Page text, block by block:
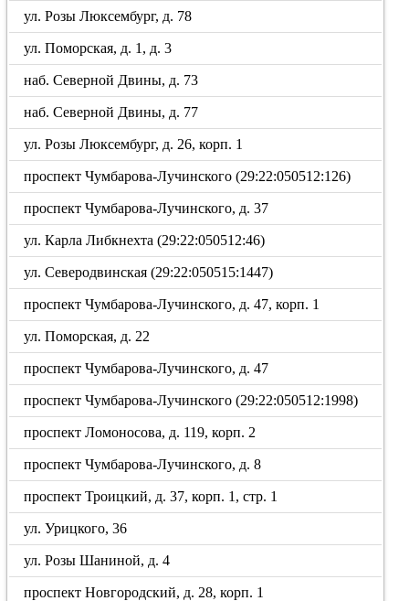
ул. Розы Люксембург, д. 78
ул. Поморская, д. 1, д. 3
наб. Северной Двины, д. 73
наб. Северной Двины, д. 77
ул. Розы Люксембург, д. 26, корп. 1
проспект Чумбарова-Лучинского (29:22:050512:126)
проспект Чумбарова-Лучинского, д. 37
ул. Карла Либкнехта (29:22:050512:46)
ул. Северодвинская (29:22:050515:1447)
проспект Чумбарова-Лучинского, д. 47, корп. 1
ул. Поморская, д. 22
проспект Чумбарова-Лучинского, д. 47
проспект Чумбарова-Лучинского (29:22:050512:1998)
проспект Ломоносова, д. 119, корп. 2
проспект Чумбарова-Лучинского, д. 8
проспект Троицкий, д. 37, корп. 1, стр. 1
ул. Урицкого, 36
ул. Розы Шаниной, д. 4
проспект Новгородский, д. 28, корп. 1